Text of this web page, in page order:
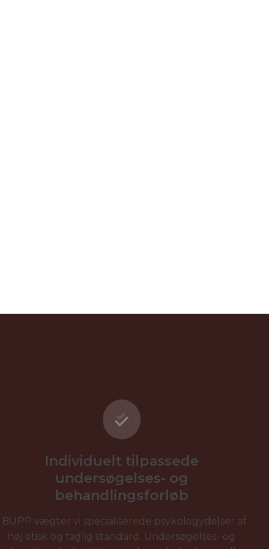
Individuelt tilpassede
undersøgelses- og
behandlingsforløb
BUPP vægter vi specialiserede psykologydelser af
høj etisk og faglig standard. Undersøgelses- og